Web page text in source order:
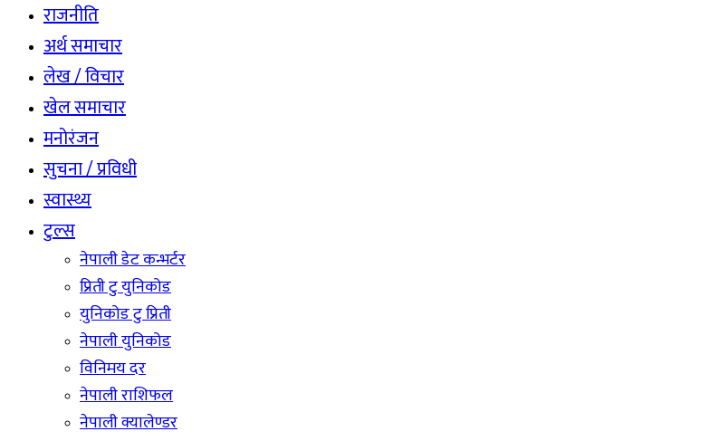
राजनीति
अर्थ समाचार
लेख / विचार
खेल समाचार
मनोरंजन
सुचना / प्रविधी
स्वास्थ्य
टुल्स
नेपाली डेट कन्भर्टर
प्रिती टु युनिकोड
युनिकोड टु प्रिती
नेपाली युनिकोड
विनिमय दर
नेपाली राशिफल
नेपाली क्यालेण्डर